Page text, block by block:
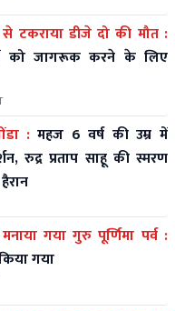
सीतापुर में विद्युत तारों से टकराया डीजे दो की मौत :
को जागरूक करने के लिए
परसपुर/करनैलगंज/ गोंडा : महज 6 वर्ष की उम्र में
रुद्र प्रताप साहू की स्मरण
बड़े ही हर्ष उल्लास से मनाया गया गुरु पूर्णिमा पर्व :
गया